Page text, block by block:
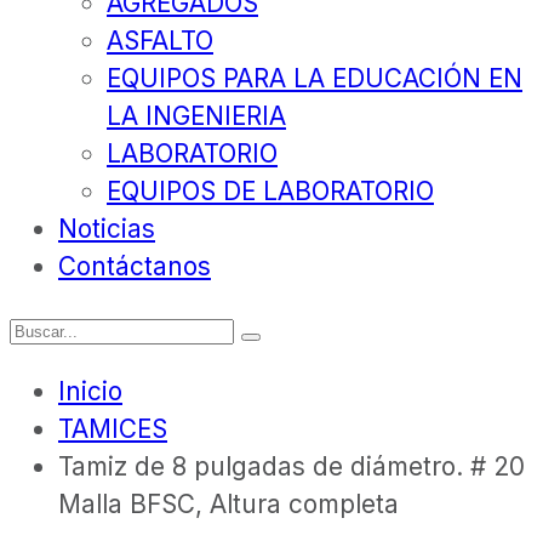
ASFALTO
EQUIPOS PARA LA EDUCACIÓN EN
LA INGENIERIA
LABORATORIO
EQUIPOS DE LABORATORIO
Noticias
Contáctanos
Inicio
TAMICES
Tamiz de 8 pulgadas de diámetro. # 20
Malla BFSC, Altura completa